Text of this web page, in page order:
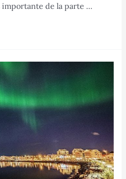
de la parte …